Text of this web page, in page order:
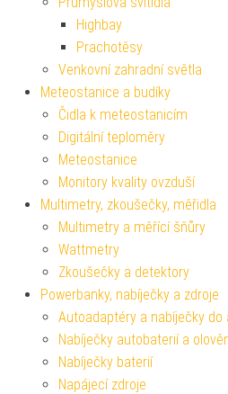
Highbay
Prachotěsy
Venkovní zahradní světla
Meteostanice a budíky
Čidla k meteostanicím
Digitální teploměry
Meteostanice
Monitory kvality ovzduší
Multimetry, zkoušečky, měřidla
Multimetry a měřící šňůry
Wattmetry
Zkoušečky a detektory
Powerbanky, nabíječky a zdroje
Autoadaptéry a nabíječky do
Nabíječky autobaterií a
Nabíječky baterií
Napájecí zdroje